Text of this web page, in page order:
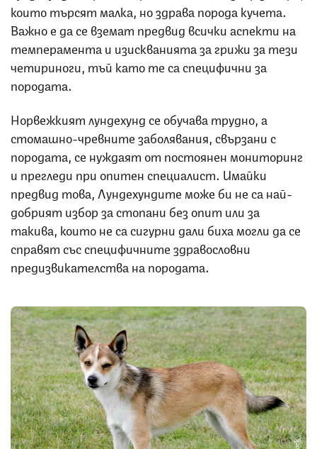
които търсят малка, но здрава порода кучета.
Важно е да се вземат предвид всички аспекти на
темперамента и изискванията за грижи за тези
четириноги, тъй като те са специфични за
породата.
Норвежкият лундехунд се обучава трудно, а
стомашно-чревните заболявания, свързани с
породата, се нуждаят от постоянен мониторинг
и прегледи при опитен специалист. Имайки
предвид това, Лундехундите може би не са най-
добрият избор за стопани без опит или за
такива, които не са сигурни дали биха могли да се
справят със специфичните здравословни
предизвикателства на породата.